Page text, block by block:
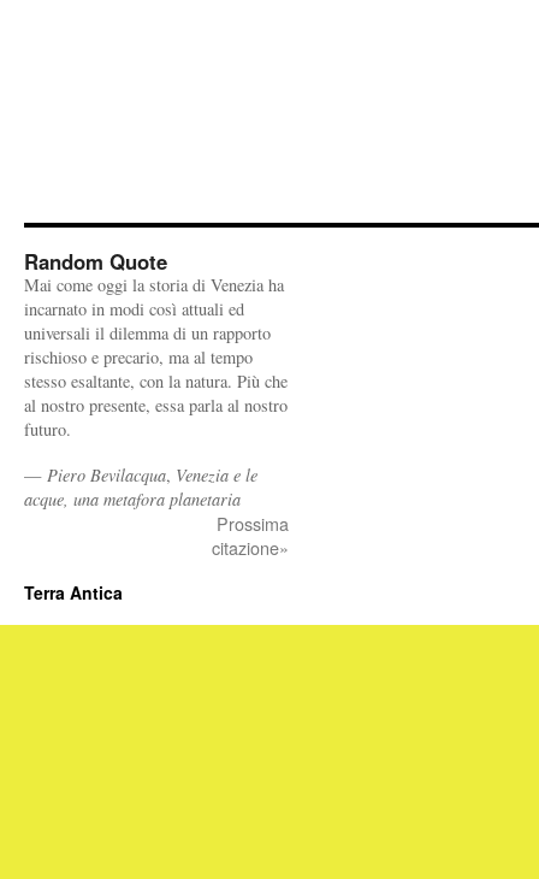
Random Quote
Mai come oggi la storia di Venezia ha
incarnato in modi così attuali ed
universali il dilemma di un rapporto
rischioso e precario, ma al tempo
stesso esaltante, con la natura. Più che
al nostro presente, essa parla al nostro
futuro.
— Piero Bevilacqua, Venezia e le
acque, una metafora planetaria
Prossima
citazione»
Terra Antica